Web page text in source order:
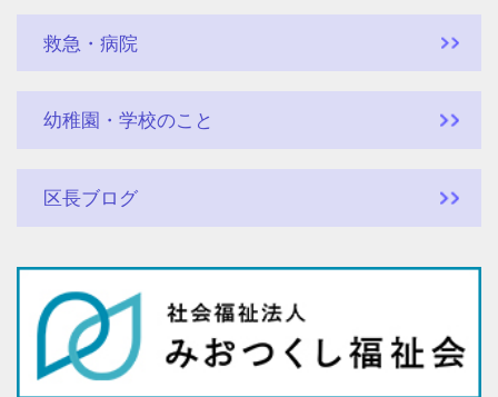
救急・病院
幼稚園・学校のこと
区長ブログ